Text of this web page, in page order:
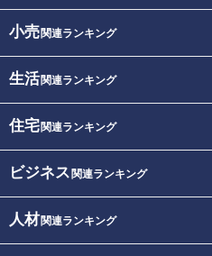
小売関連ランキング
生活関連ランキング
住宅関連ランキング
ビジネス 関連ランキング
人材関連ランキング